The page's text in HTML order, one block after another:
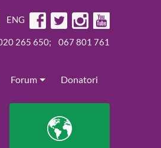
ENG
265 650; 067 801 761
Forum Donatori